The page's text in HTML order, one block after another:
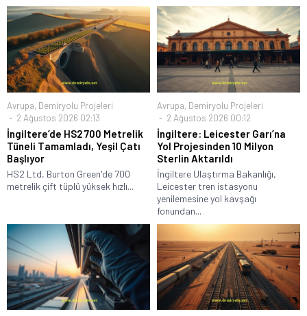
Avrupa, Demiryolu Projeleri
2 Ağustos 2026 02:13
İngiltere’de HS2 700 Metrelik
Tüneli Tamamladı, Yeşil Çatı
Başlıyor
HS2 Ltd, Burton Green'de 700
metrelik çift tüplü yüksek hızlı...
Avrupa, Demiryolu Projeleri
2 Ağustos 2026 00:12
İngiltere: Leicester Garı’na
Yol Projesinden 10 Milyon
Sterlin Aktarıldı
İngiltere Ulaştırma Bakanlığı,
Leicester tren istasyonu
yenilemesine yol kavşağı
fonundan...